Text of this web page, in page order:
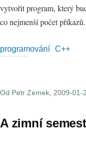
vytvořit program, který
co nejmenší počet příkazů.
programování C++
Od Petr Zemek , 2009-01-
A zimní